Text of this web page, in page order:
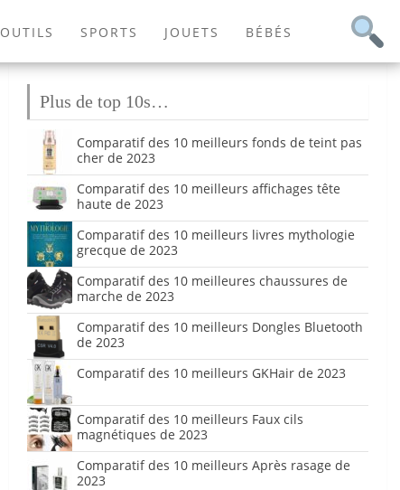
OUTILS SPORTS JOUETS BÉBÉS
Plus de top 10s…
Comparatif des 10 meilleurs fonds de teint pas
cher de 2023
Comparatif des 10 meilleurs affichages tête
haute de 2023
Comparatif des 10 meilleurs livres mythologie
grecque de 2023
Comparatif des 10 meilleures chaussures de
marche de 2023
Comparatif des 10 meilleurs Dongles Bluetooth
de 2023
Comparatif des 10 meilleurs GKHair de 2023
Comparatif des 10 meilleurs Faux cils
magnétiques de 2023
Comparatif des 10 meilleurs Après rasage de
2023